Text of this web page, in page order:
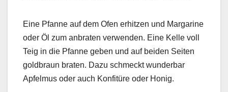
Eine Pfanne auf dem Ofen erhitzen und Margarine
oder Öl zum anbraten verwenden. Eine Kelle voll
Teig in die Pfanne geben und auf beiden Seiten
goldbraun braten. Dazu schmeckt wunderbar
Apfelmus oder auch Konfitüre oder Honig.